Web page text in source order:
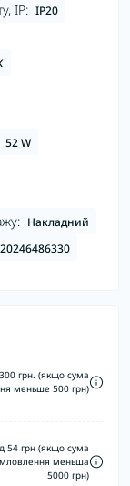
IP: IP20
52 W
Накладний
грн. (якщо сума
меньше 500 грн)
54 грн (якщо сума
меньша
5000 грн)